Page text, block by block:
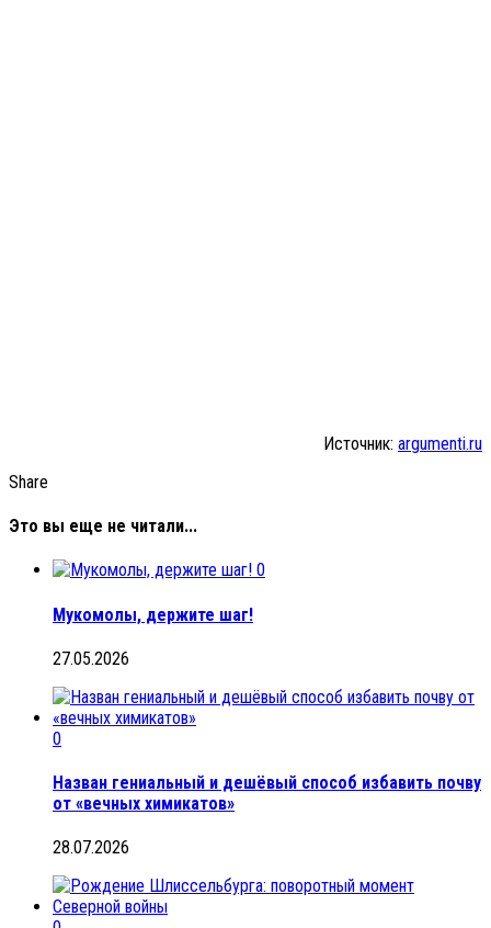
Источник: argumenti.ru
Share
Это вы еще не читали...
0
Мукомолы, держите шаг!
27.05.2026
0
Назван гениальный и дешёвый способ избавить почву
от «вечных химикатов»
28.07.2026